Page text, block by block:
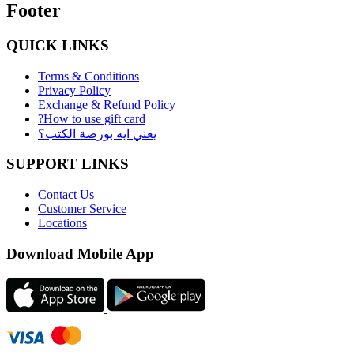
Footer
QUICK LINKS
Terms & Conditions
Privacy Policy
Exchange & Refund Policy
?How to use gift card
يعني ايه بورصة الكتب؟
SUPPORT LINKS
Contact Us
Customer Service
Locations
Download Mobile App